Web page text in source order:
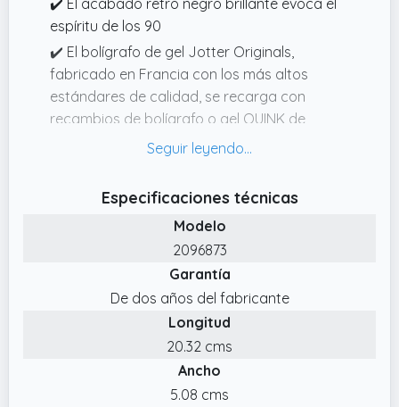
espíritu de los 90
✔️ El bolígrafo de gel Jotter Originals,
fabricado en Francia con los más altos
estándares de calidad, se recarga con
recambios de bolígrafo o gel QUINK de
Parker se ha diseñado para ofrecer una
experiencia de escritura fluida, un flujo
constante de tinta y un tiempo de secado
rápido para reducir los borrones
✔️ Emblemático diseño retráctil; la apertura y
el cierre se realizan con un agradable clic;
Estructura de plástico que no se araña,
Especificaciones técnicas
Modelo
2096873
Garantía
De dos años del fabricante
Longitud
20.32 cms
Ancho
5.08 cms